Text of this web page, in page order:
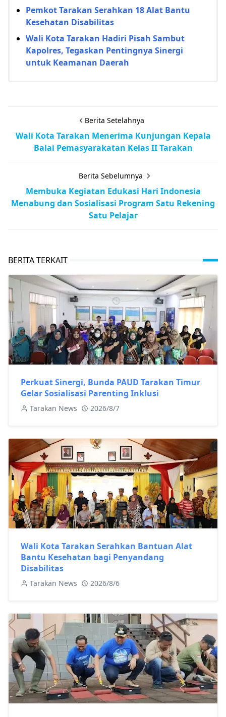
Pemkot Tarakan Serahkan 18 Alat Bantu
Kesehatan Disabilitas
Wali Kota Tarakan Hadiri Pisah Sambut
Kapolres, Tegaskan Pentingnya Sinergi
untuk Keamanan Daerah
Berita Setelahnya
Wali Kota Tarakan Menerima Kunjungan Kepala
Balai Pemasyarakatan Kelas II Tarakan
Berita Sebelumnya
Membuka Kegiatan Edukasi Hari Indonesia
Menabung dan Sosialisasi Program Satu Rekening
Satu Pelajar
BERITA TERKAIT
Perkuat Sinergi, Bunda PAUD Tarakan Timur
Gelar Sosialisasi Parenting Inklusi
Tarakan News 2026/8/7
Wali Kota Tarakan Serahkan Bantuan Alat
Bantu Kesehatan bagi Penyandang
Disabilitas
Tarakan News 2026/8/6